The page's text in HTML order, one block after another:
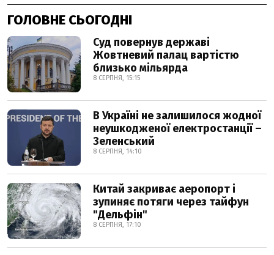
ГОЛОВНЕ СЬОГОДНІ
Суд повернув державі
Жовтневий палац вартістю
близько мільярда
8 СЕРПНЯ, 15:15
В Україні не залишилося жодної
неушкодженої електростанції –
Зеленський
8 СЕРПНЯ, 14:10
Китай закриває аеропорт і
зупиняє потяги через тайфун
"Дельфін"
8 СЕРПНЯ, 17:10